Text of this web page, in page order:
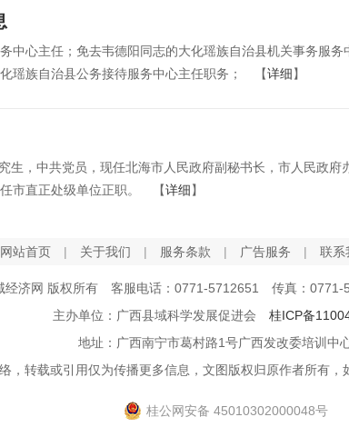
中心主任；免去韦德阳同志的大化瑶族自治县机关事务服务
瑶族自治县公务接待服务中心主任职务； 【详细】
，中共党员，现任北海市人民政府副秘书长，市人民政府
市直正处级单位正职。 【详细】
网站首页 | 关于我们 | 服务条款 | 广告服务 | 联系
经济网 版权所有 客服电话：0771-5712651 传真：
主办单位：广西县域科学发展促进会 桂ICP备
地址：广西南宁市葛村路1号广西发改委培训中
，转载或引用仅为传播更多信息，文图版权归原作者所有，
桂公网安备 45010302000048号